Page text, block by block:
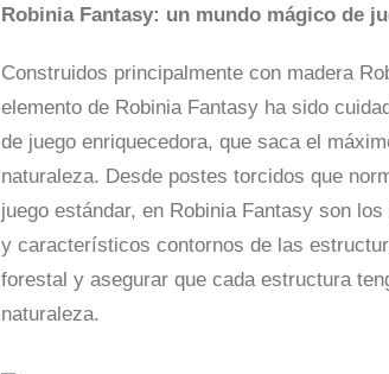
Robinia Fantasy: un mundo mágico de
Construidos principalmente con madera
elemento de Robinia Fantasy ha sido
de juego enriquecedora, que saca el
naturaleza. Desde postes torcidos que
juego estándar, en Robinia Fantasy son
y característicos contornos de las
forestal y asegurar que cada estructura
naturaleza.